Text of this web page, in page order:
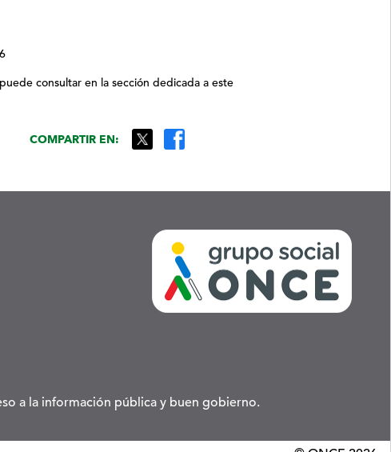
consultar en la sección dedicada a este
COMPARTIR EN:
a la información pública y buen gobierno.